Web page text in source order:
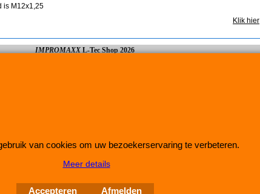
is M12x1,25
Klik hier
IMPROMAXXL-Tec Shop 2026
Webwinkel gemaakt met
ShopFactory webwinkel
van cookies om uw bezoekerservaring te verbeteren.
Meer details
Accepteren Afmelden